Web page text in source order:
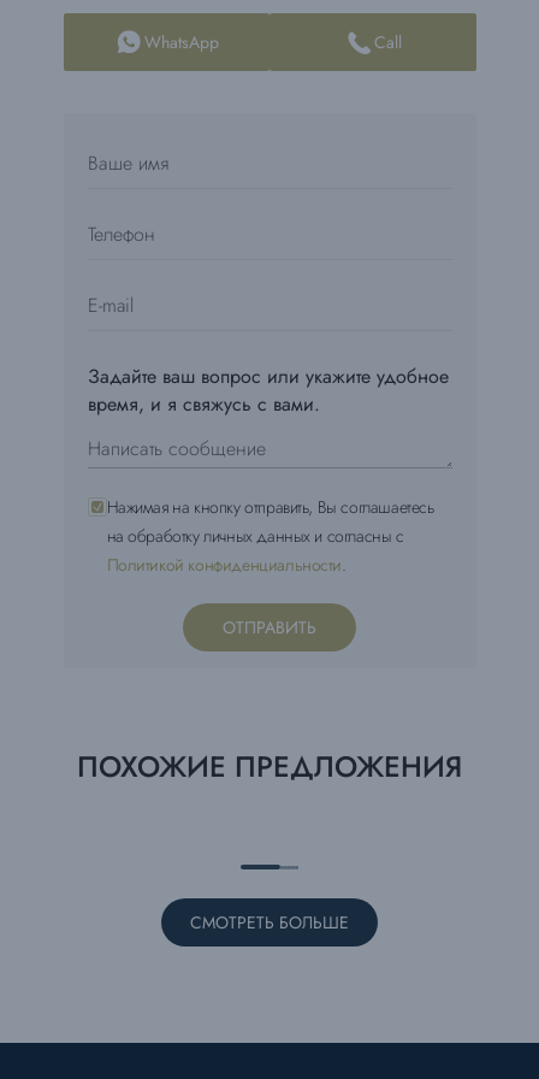
WhatsApp Call
Задайте ваш вопрос или укажите удобное
время, и я свяжусь с вами.
Нажимая на кнопку отправить, Вы соглашаетесь
на обработку личных данных и согласны с
Политикой конфиденциальности.
ОТПРАВИТЬ
ПОХОЖИЕ ПРЕДЛОЖЕНИЯ
СМОТРЕТЬ БОЛЬШЕ